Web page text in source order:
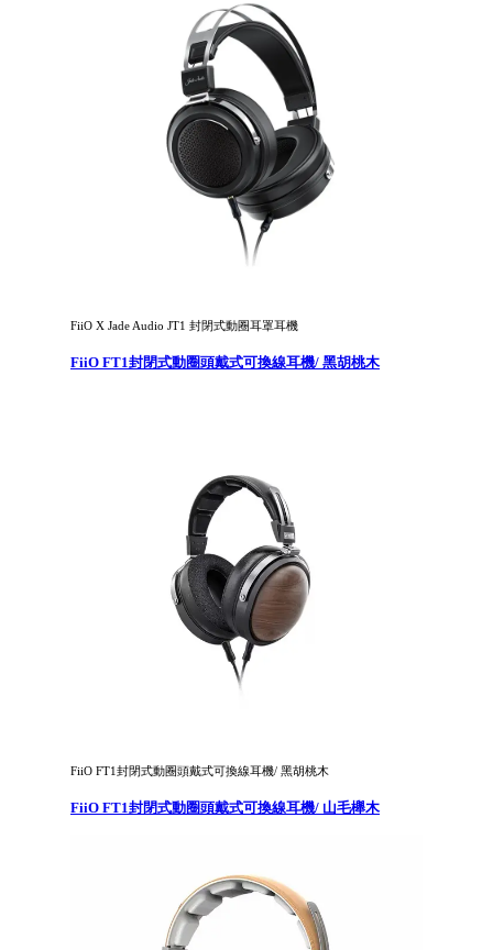
FiiO X Jade Audio JT1 封閉式動圈耳罩耳機
FiiO FT1封閉式動圈頭戴式可換線耳機/ 黑胡桃木
FiiO FT1封閉式動圈頭戴式可換線耳機/ 黑胡桃木
FiiO FT1封閉式動圈頭戴式可換線耳機/ 山毛櫸木